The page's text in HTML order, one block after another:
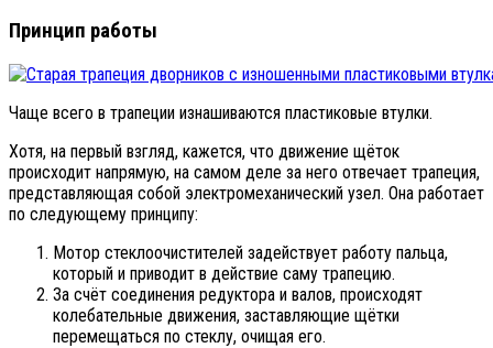
Принцип работы
Чаще всего в трапеции изнашиваются пластиковые втулки.
Хотя, на первый взгляд, кажется, что движение щёток
происходит напрямую, на самом деле за него отвечает трапеция,
представляющая собой электромеханический узел. Она работает
по следующему принципу:
Мотор стеклоочистителей задействует работу пальца,
который и приводит в действие саму трапецию.
За счёт соединения редуктора и валов, происходят
колебательные движения, заставляющие щётки
перемещаться по стеклу, очищая его.